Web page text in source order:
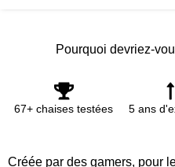
Pourquoi devriez-
67+ chaises testées 5 ans
Créée par des gamers, pour